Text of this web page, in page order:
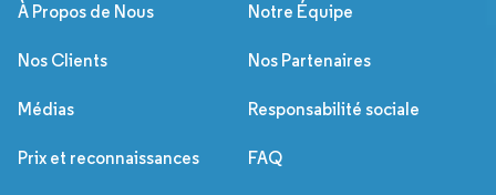
À Propos de Nous Notre Équipe
Nos Clients Nos Partenaires
Médias Responsabilité sociale
Prix et reconnaissances FAQ